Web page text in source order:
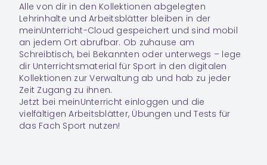
Alle von dir in den Kollektionen abgelegten
Lehrinhalte und Arbeitsblätter bleiben in der
meinUnterricht-Cloud gespeichert und sind mobil
an jedem Ort abrufbar. Ob zuhause am
Schreibtisch, bei Bekannten oder unterwegs – lege
dir Unterrichtsmaterial für Sport in den digitalen
Kollektionen zur Verwaltung ab und hab zu jeder
Zeit Zugang zu ihnen.
Jetzt bei meinUnterricht einloggen und die
vielfältigen Arbeitsblätter, Übungen und Tests für
das Fach Sport nutzen!